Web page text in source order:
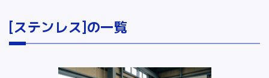
[ステンレス]の一覧